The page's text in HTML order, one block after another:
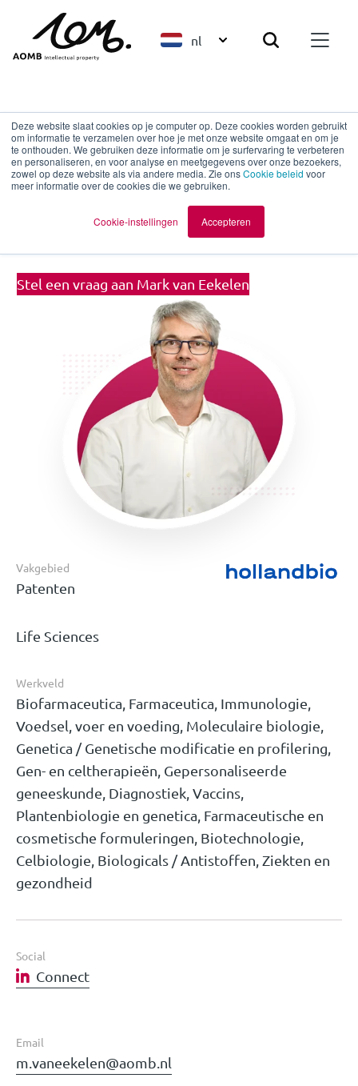
Deze website slaat cookies op je computer op. Deze cookies worden gebruikt
om informatie te verzamelen over hoe je met onze website omgaat en om je
te onthouden. We gebruiken deze informatie om je surfervaring te verbeteren
en personaliseren, en voor analyse en meetgegevens over onze bezoekers,
zowel op deze website als via andere media. Zie onsCookie beleid voor
meer informatie over de cookies die we gebruiken.
Cookie-instellingen Accepteren
nl
Terug naar overzicht
Mark van Eekelen
European Patent Attorney | Partner |
UPC Representative
Stel een vraag aan Mark van Eekelen
Vakgebied
Patenten
Life Sciences
Werkveld
Biofarmaceutica, Farmaceutica, Immunologie,
Voedsel, voer en voeding, Moleculaire biologie,
Genetica / Genetische modificatie en profilering,
Gen- en celtherapieën, Gepersonaliseerde
geneeskunde, Diagnostiek, Vaccins,
Plantenbiologie en genetica, Farmaceutische en
cosmetische formuleringen, Biotechnologie,
Celbiologie, Biologicals / Antistoffen, Ziekten en
gezondheid
Social
Connect
Email
m.vaneekelen@aomb.nl